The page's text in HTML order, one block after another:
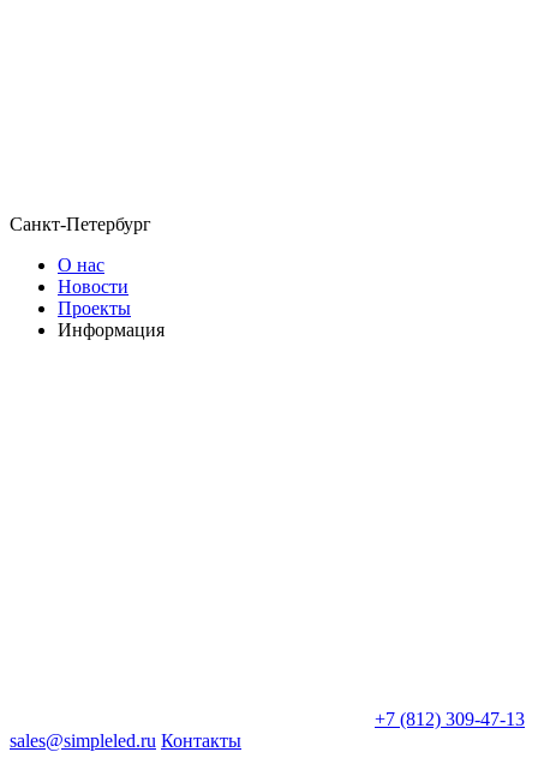
Санкт-Петербург
О нас
Новости
Проекты
Информация
+7 (812) 309-47-13
sales@simpleled.ru Контакты